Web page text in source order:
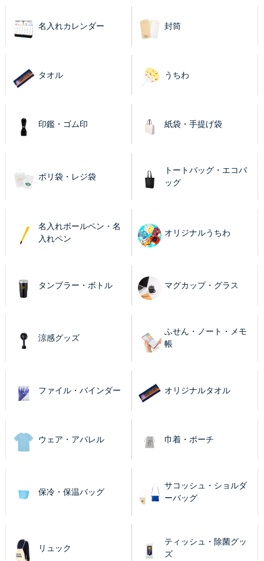
名入れカレンダー 封筒
タオル うちわ
印鑑・ゴム印 紙袋・手提げ袋
ポリ袋・レジ袋
トートバッグ・エコバ
ッグ
名入れボールペン・名
入れペン
オリジナルうちわ
タンブラー・ボトル マグカップ・グラス
涼感グッズ
ふせん・ノート・メモ
帳
ファイル・バインダー オリジナルタオル
ウェア・アパレル 巾着・ポーチ
保冷・保温バッグ
サコッシュ・ショルダ
ーバッグ
リュック
ティッシュ・除菌グッ
ズ